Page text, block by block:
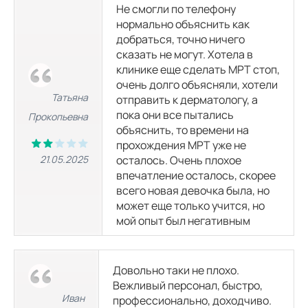
12300
6800 р. 4500 р.
МРТ шейного отдела позвоночника
12300р. 11280
6800 р. 4500 р.
МРТ грудного отдела позвоночника
12300 11280
4500 р.
МРТ пояснично-крестцового отдела позвоночника
12300р. 11280
6800 р. 5780 р.
МРТ всех отделов позвоночника
МРТ всех отделов позвоночника и копчика
Татьяна
Прокопьевна
21.05.2025
Не смогли по телефону
нормально объяснить как
добраться, точно ничего
сказать не могут. Хотела в
клинике еще сделать МРТ стоп,
очень долго объясняли, хотели
отправить к дерматологу, а
пока они все пытались
объяснить, то времени на
прохождения МРТ уже не
осталось. Очень плохое
впечатление осталось, скорее
всего новая девочка была, но
может еще только учится, но
мой опыт был негативным
Иван
Довольно таки не плохо.
Вежливый персонал, быстро,
профессионально, доходчиво.